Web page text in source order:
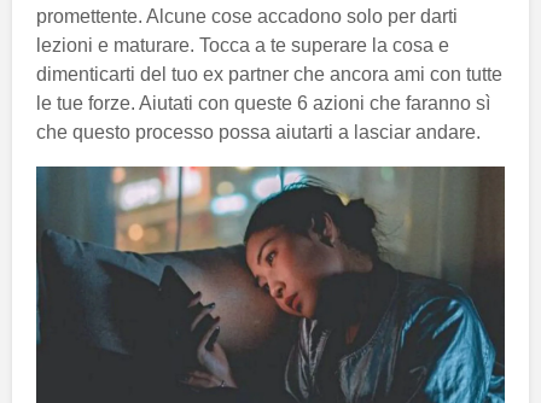
promettente. Alcune cose accadono solo per darti
lezioni e maturare. Tocca a te superare la cosa e
dimenticarti del tuo ex partner che ancora ami con tutte
le tue forze. Aiutati con queste 6 azioni che faranno sì
che questo processo possa aiutarti a lasciar andare.